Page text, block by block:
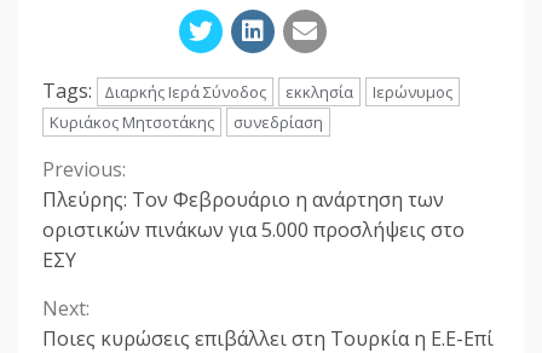
Tags: Διαρκής Ιερά Σύνοδος εκκλησία
Ιερώνυμος
Κυριάκος Μητσοτάκης
συνεδρίαση
Continue
Reading
Previous:
Πλεύρης: Τον Φεβρουάριο η ανάρτηση των
οριστικών πινάκων για 5.000 προσλήψεις στο
ΕΣΥ
Next:
Ποιες κυρώσεις επιβάλλει στη Τουρκία η Ε.Ε-Επί